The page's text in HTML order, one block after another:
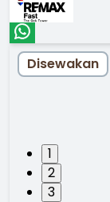
1
2
3
Disewakan